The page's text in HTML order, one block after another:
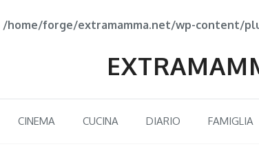
/home/forge/extramamma.net/wp-content/
CINEMA CUCINA DIARIO FAMIGLIA